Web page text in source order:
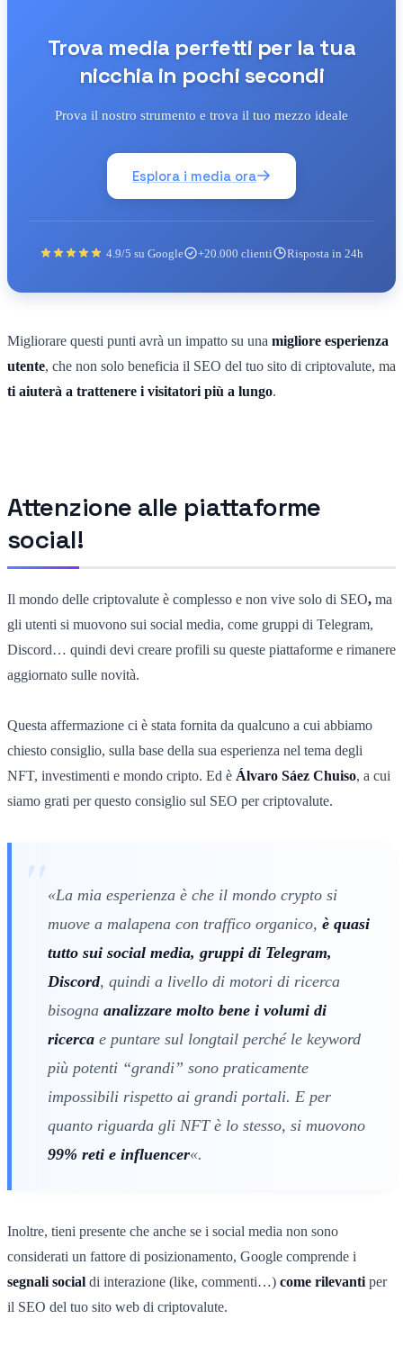
Trova media perfetti per la tua
nicchia in pochi secondi
Prova il nostro strumento e trova il tuo mezzo ideale
Esplora i media ora
4.9/5 su Google +20.000 clienti Risposta in 24h
Migliorare questi punti avrà un impatto su una migliore esperienza
utente, che non solo beneficia il SEO del tuo sito di criptovalute, ma
ti aiuterà a trattenere i visitatori più a lungo.
Attenzione alle piattaforme
social!
Il mondo delle criptovalute è complesso e non vive solo di SEO, ma
gli utenti si muovono sui social media, come gruppi di Telegram,
Discord… quindi devi creare profili su queste piattaforme e rimanere
aggiornato sulle novità.
Questa affermazione ci è stata fornita da qualcuno a cui abbiamo
chiesto consiglio, sulla base della sua esperienza nel tema degli
NFT, investimenti e mondo cripto. Ed è Álvaro Sáez Chuiso, a cui
siamo grati per questo consiglio sul SEO per criptovalute.
«La mia esperienza è che il mondo crypto si
muove a malapena con traffico organico, è quasi
tutto sui social media, gruppi di Telegram,
Discord, quindi a livello di motori di ricerca
bisogna analizzare molto bene i volumi di
ricerca e puntare sul longtail perché le keyword
più potenti “grandi” sono praticamente
impossibili rispetto ai grandi portali. E per
quanto riguarda gli NFT è lo stesso, si muovono
99% reti e influencer«.
Inoltre, tieni presente che anche se i social media non sono
considerati un fattore di posizionamento, Google comprende i
segnali social di interazione (like, commenti…) come rilevanti per
il SEO del tuo sito web di criptovalute.